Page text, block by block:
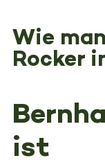
Wie
Rocker
ist